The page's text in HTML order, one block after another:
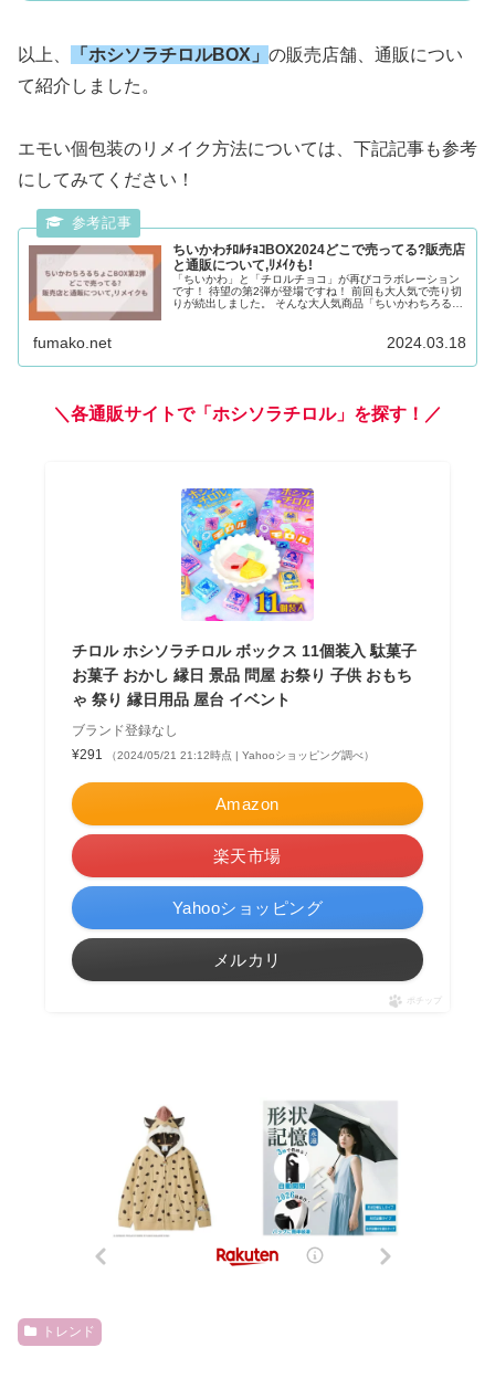
以上、 「ホシソラチロルBOX」 の販売店舗、通販につい
て紹介しました。
エモい個包装のリメイク方法については、下記記事も参考
にしてみてください！
ちいかわﾁﾛﾙﾁｮｺBOX2024どこで売ってる?販売店
と通販について,ﾘﾒｲｸも!
「ちいかわ」と「チロルチョコ」が再びコラボレーション
です！ 待望の第2弾が登場ですね！ 前回も大人気で売り切
りが続出しました。 そんな大人気商品「ちいかわちろるち
fumako.net 2024.03.18
＼各通販サイトで「ホシソラチロル」を探す！／
チロル ホシソラチロル ボックス 11個装入 駄菓子
お菓子 おかし 縁日 景品 問屋 お祭り 子供 おもち
ゃ 祭り 縁日用品 屋台 イベント
ブランド登録なし
¥291
（2024/05/21 21:12時点 | Yahooショッピング調べ）
Amazon
楽天市場
Yahooショッピング
メルカリ
ポチップ
トレンド